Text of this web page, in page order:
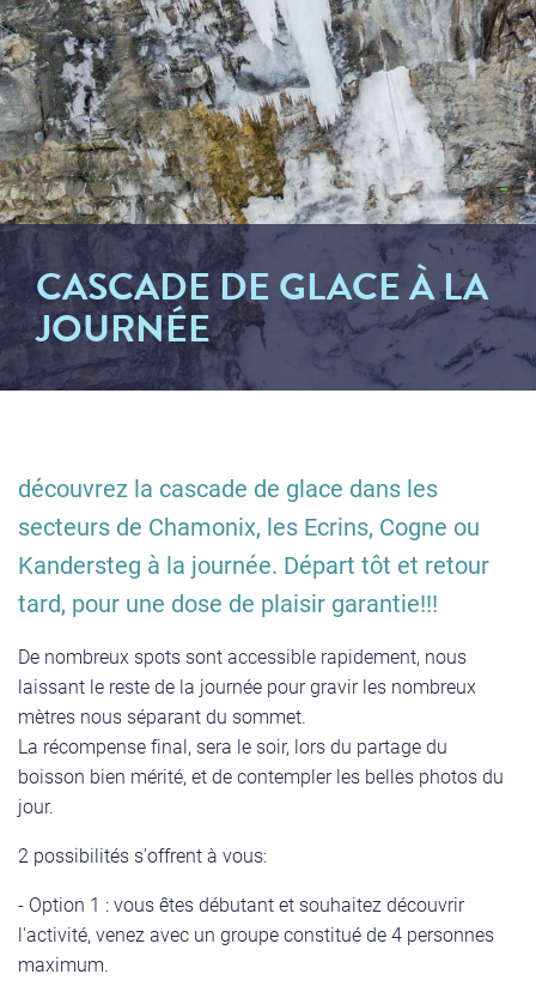
CASCADE DE GLACE À LA
JOURNÉE
découvrez la cascade de glace dans les
secteurs de Chamonix, les Ecrins, Cogne ou
Kandersteg à la journée. Départ tôt et retour
tard, pour une dose de plaisir garantie!!!
De nombreux spots sont accessible rapidement, nous
laissant le reste de la journée pour gravir les nombreux
mètres nous séparant du sommet.
La récompense final, sera le soir, lors du partage du
boisson bien mérité, et de contempler les belles photos du
jour.
2 possibilités s'offrent à vous:
- Option 1 : vous êtes débutant et souhaitez découvrir
l'activité, venez avec un groupe constitué de 4 personnes
maximum.